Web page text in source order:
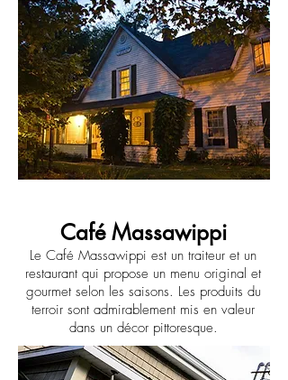
Café Massawippi
Le Café Massawippi est un traiteur et un
restaurant qui propose un menu original et
gourmet selon les saisons. Les produits du
terroir sont admirablement mis en valeur
dans un décor pittoresque.